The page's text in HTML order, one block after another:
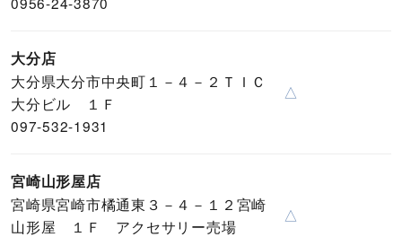
大分店
大分県大分市中央町１－４－２ＴＩＣ
大分ビル １Ｆ
097-532-1931
△
宮崎山形屋店
宮崎県宮崎市橘通東３－４－１２宮崎
山形屋 １Ｆ アクセサリー売場
△